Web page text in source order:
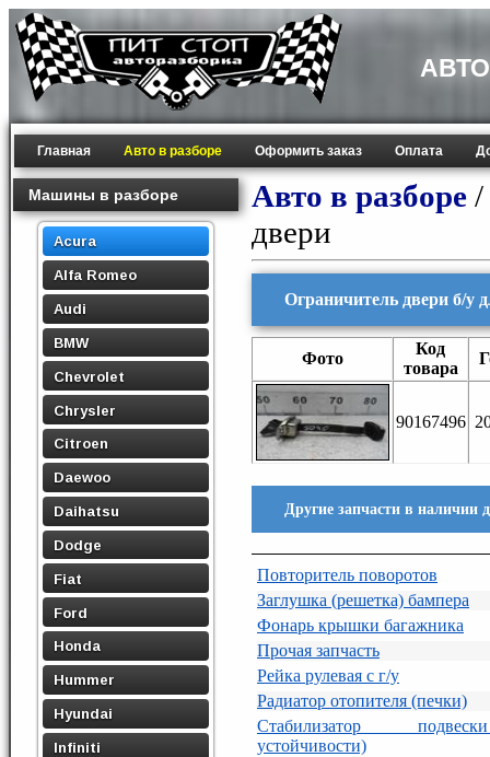
Главная Авто в разборе Оформить заказ Оплата
Машины в разборе
Acura
Alfa Romeo
Audi
BMW
Chevrolet
Chrysler
Citroen
Daewoo
Daihatsu
Dodge
Fiat
Ford
Honda
Hummer
Hyundai
Infiniti
Авто в разборе /
двери
Ограничитель двери б/у
Фото
Код
товара
90167496
Другие запчасти в наличии
Повторитель поворотов
Заглушка (решетка) бампера
Фонарь крышки багажника
Прочая запчасть
Рейка рулевая с г/у
Радиатор отопителя (печки)
Стабилизатор
устойчивости)